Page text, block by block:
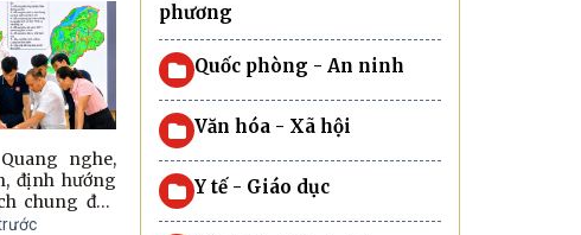
nghe,
định hướng
chung đến
phương
Quốc phòng - An ninh
Văn hóa - Xã hội
Y tế - Giáo dục